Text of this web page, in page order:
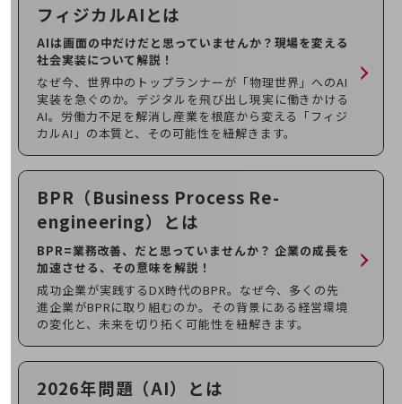
ビジネス向けスマートフォン
タフネススマートフォン
データ通信製品
ドコモケータイ
5G対応ホームルーター
通信モジュール製品
衛星携帯電話
IOT完了済みメーカーブランド製品
料金TOP
ドコモBiz データ無制限 ドコモ MAX ドコモ mini ドコモBiz かけ放題
ケータイプラン
フィジカルAIとは
AIは画面の中だけだと思っていませんか？現場を変える
社会実装について解説！
なぜ今、世界中のトップランナーが「物理世界」へのAI
実装を急ぐのか。デジタルを飛び出し現実に働きかける
AI。労働力不足を解消し産業を根底から変える「フィジ
カルAI」の本質と、その可能性を紐解きます。
BPR（Business Process Re-
engineering）
とは
BPR=業務改善、だと思っていませんか？ 企業の成長を
加速させる、その意味を解説！
成功企業が実践するDX時代のBPR。なぜ今、多くの先
進企業がBPRに取り組むのか。その背景にある経営環境
の変化と、未来を切り拓く可能性を紐解きます。
2026年問題（AI） とは